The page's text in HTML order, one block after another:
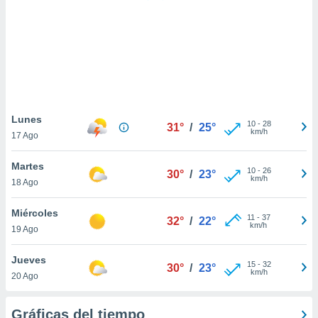
similares
como
sitio
de
traten tus
en
interés
su
Lunes
17 Ago
31° / 25° 10- 28
km/h
Martes
18 Ago
30° / 23° 10- 26
km/h
Miércoles
19 Ago
32° / 22° 11 - 37
km/h
Jueves
20 Ago
30° / 23° 15- 32
km/h
Gráficas del tiempo